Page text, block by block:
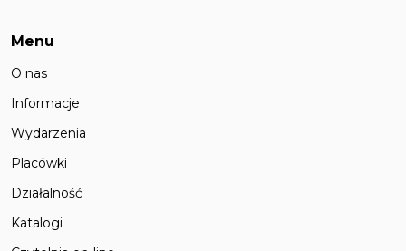
Menu
O nas
Informacje
Wydarzenia
Placówki
Działalność
Katalogi